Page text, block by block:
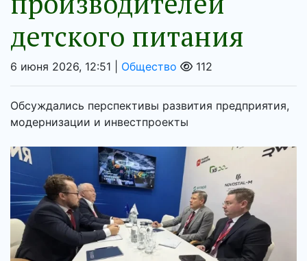
детского питания
6 июня 2026, 12:51 | Общество 112
Обсуждались перспективы развития предприятия,
модернизации и инвестпроекты